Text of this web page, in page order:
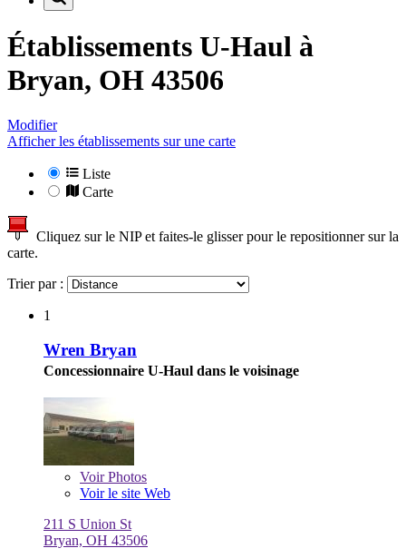
Établissements U-Haul à
Bryan, OH 43506
Modifier
Afficher les établissements sur une carte
Liste
Carte
Cliquez sur le NIP et faites-le glisser pour le repositionner sur la
carte.
Trier par :
1
Wren Bryan
Concessionnaire U-Haul dans le voisinage
VoirPhotos
Voir le site Web
211 S Union St
Bryan, OH 43506